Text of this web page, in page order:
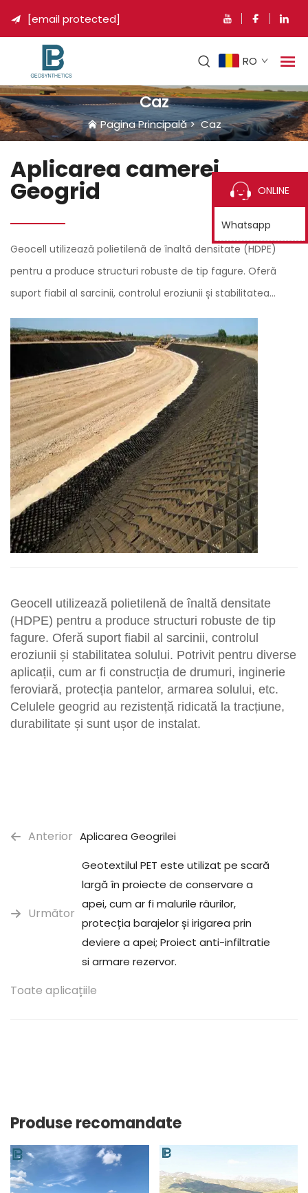
 [email protected]
RO
Caz
Pagina Principală>Caz
Aplicarea camerei
Geogrid
Geocell utilizează polietilenă de înaltă densitate (HDPE)
pentru a produce structuri robuste de tip fagure. Oferă
suport fiabil al sarcinii, controlul eroziunii și stabilitatea
solului. Potrivit pentru diverse aplicații, cum ar fi construcții
de drumuri, inginerie feroviară, sl...
Geocell utilizează polietilenă de înaltă densitate
(HDPE) pentru a produce structuri robuste de tip
fagure. Oferă suport fiabil al sarcinii, controlul
eroziunii și stabilitatea solului. Potrivit pentru diverse
aplicații, cum ar fi construcția de drumuri, inginerie
feroviară, protecția pantelor, armarea solului, etc.
Celulele geogrid au rezistență ridicată la tracțiune,
durabilitate și sunt ușor de instalat.
Anterior Aplicarea Geogrilei
Următor
Geotextilul PET este utilizat pe scară
largă în proiecte de conservare a
apei, cum ar fi malurile râurilor,
protecția barajelor și irigarea prin
deviere a apei; Proiect anti-infiltratie
si armare rezervor.
Toate aplicațiile
Produse recomandate
ONLINE
Whatsapp